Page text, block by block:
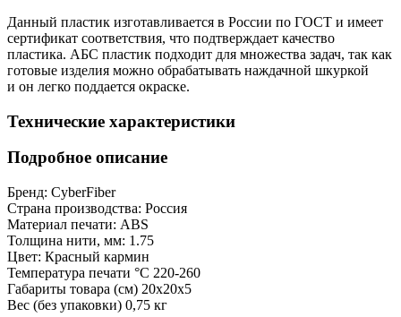
Данный пластик изготавливается в России по ГОСТ и имеет
сертификат соответствия, что подтверждает качество
пластика. АБС пластик подходит для множества задач, так как
готовые изделия можно обрабатывать наждачной шкуркой
и он легко поддается окраске.
Технические характеристики
Подробное описание
Бренд: CyberFiber
Страна производства: Россия
Материал печати: ABS
Толщина нити, мм: 1.75
Цвет: Красный кармин
Температура печати °C 220-260
Габариты товара (см) 20x20x5
Вес (без упаковки) 0,75 кг